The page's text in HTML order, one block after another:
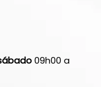
09h00 a